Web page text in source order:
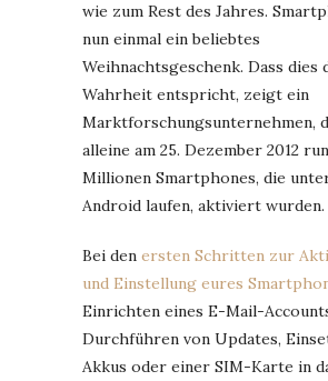
wie zum Rest des Jahres.
nun einmal ein beliebtes
Weihnachtsgeschenk. Dass dies
Wahrheit entspricht, zeigt ein
Marktforschungsunternehmen,
alleine am 25. Dezember 2012
Millionen Smartphones, die
Android laufen, aktiviert wurden.
Bei den ersten Schritten zur
und Einstellung eures
Einrichten eines E-Mail-
Durchführen von Updates,
Akkus oder einer SIM-Karte in